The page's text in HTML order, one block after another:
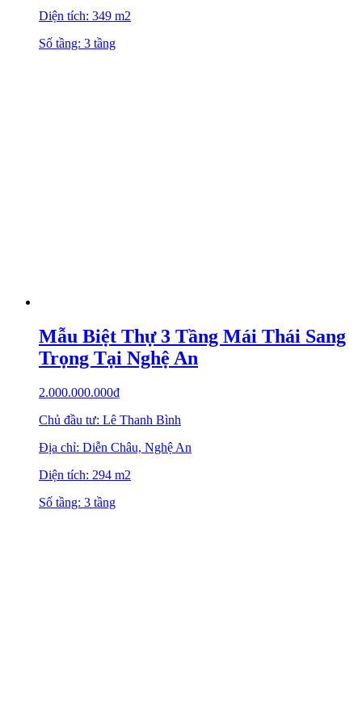
Diện tích: 349 m2
Số tầng: 3 tầng
Mẫu Biệt Thự 3 Tầng Mái Thái Sang
Trọng Tại Nghệ An
2.000.000.000₫
Chủ đầu tư: Lê Thanh Bình
Địa chỉ: Diễn Châu, Nghệ An
Diện tích: 294 m2
Số tầng: 3 tầng